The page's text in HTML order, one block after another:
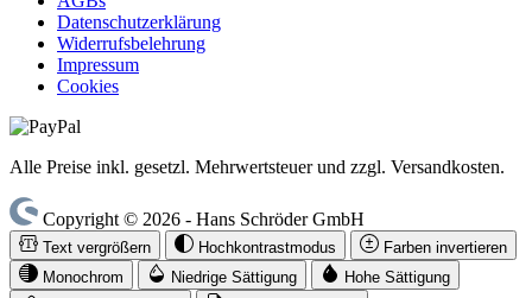
Datenschutzerklärung
Widerrufsbelehrung
Impressum
Cookies
Alle Preise inkl. gesetzl. Mehrwertsteuer und zzgl. Versandkosten.
Copyright © 2026 - Hans Schröder GmbH
Text vergrößern Hochkontrastmodus
Farben invertieren
Monochrom
Niedrige Sättigung
Hohe Sättigung